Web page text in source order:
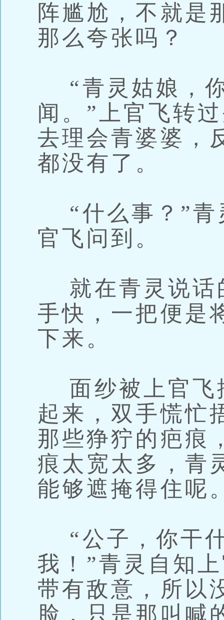
阵尴尬，不就是
那么夸张吗？
“青灵姑娘，
闻。”上官飞转
去理会青婆婆，
都没有了。
“什么事？”青
官飞问到。
就在青灵说话
手快，一把便是
下来。
面纱被上官飞
起来，双手慌忙
那些狰狞的疤痕
痕太宽太多，青
能够遮掩得住呢
“公子，你干
我！”青灵自知
带有敌意，所以
脸，只是那叫喊